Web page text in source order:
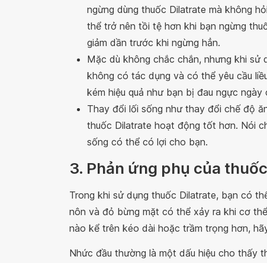
ngừng dùng thuốc Dilatrate mà không
thể trở nên tồi tệ hơn khi bạn ngừng
giảm dần trước khi ngừng hẳn.
Mặc dù không chắc chắn, nhưng khi
không có tác dụng và có thể yêu cầu
kém hiệu quả như bạn bị đau ngực
Thay đổi lối sống như thay đổi chế độ
thuốc Dilatrate hoạt động tốt hơn. Nói
sống có thể có lợi cho bạn.
3. Phản ứng phụ của
Trong khi sử dụng thuốc Dilatrate, bạn có
nôn và đỏ bừng mặt có thể xảy ra khi cơ
nào kể trên kéo dài hoặc trầm trọng hơn,
Nhức đầu thường là một dấu hiệu cho thấy